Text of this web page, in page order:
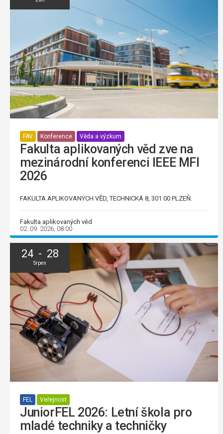
FAV Konference Věda a výzkum
Fakulta aplikovaných věd zve na
mezinárodní konferenci IEEE MFI
2026
FAKULTA APLIKOVANÝCH VĚD, TECHNICKÁ 8, 301 00 PLZEŇ.
Fakulta aplikovaných věd
02. 09. 2026, 08:00
24 - 28
Srpen
FEL Veřejnost
JuniorFEL 2026: Letní škola pro
mladé techniky a techničky